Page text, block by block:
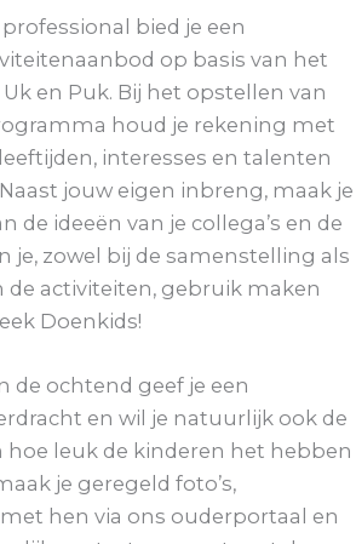
bied je een
op basis van het
en Puk. Bij het opstellen van
houd je rekening met
interesses en talenten
jouw eigen inbreng, maak je
de ideeën van je collega’s en de
je, zowel bij de samenstelling als
de activiteiten, gebruik maken
Doenkids!
de ochtend geef je een
en wil je natuurlijk ook de
hoe leuk de kinderen het hebben
je geregeld foto’s,
hen via ons ouderportaal en